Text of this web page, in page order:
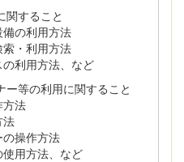
関すること
備の利用方法
索・利用方法
の利用方法、など
ー等の利用に関すること
方法
法
の操作方法
使用方法、など